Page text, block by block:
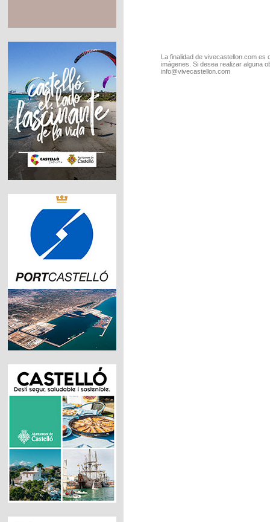
La finalidad de vivecastellon.com
imágenes. Si desea realizar alguna
info@vivecastellon.com